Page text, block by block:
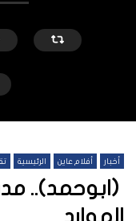
أخبار أفلام عاين الرئيسية
(ابوحمد)..